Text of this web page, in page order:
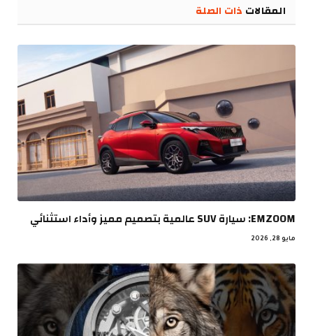
المقالات ذات الصلة
EMZOOM: سيارة SUV عالمية بتصميم مميز وأداء استثنائي
مايو 28, 2026